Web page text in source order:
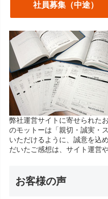
社員募集（中途）
弊社運営サイトに寄せられた
のモットーは「親切・誠実・
いただけるように、誠意を込
だいたご感想は、サイト運営
お客様の声